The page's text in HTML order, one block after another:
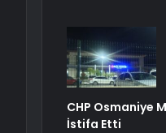
CHP Osmaniye
İstifa Etti